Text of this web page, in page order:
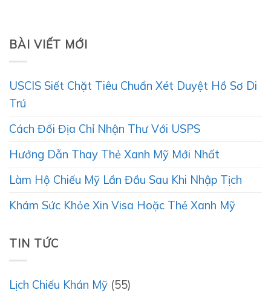
BÀI VIẾT MỚI
USCIS Siết Chặt Tiêu Chuẩn Xét Duyệt Hồ Sơ Di
Trú
Cách Đổi Địa Chỉ Nhận Thư Với USPS
Hướng Dẫn Thay Thẻ Xanh Mỹ Mới Nhất
Làm Hộ Chiếu Mỹ Lần Đầu Sau Khi Nhập Tịch
Khám Sức Khỏe Xin Visa Hoặc Thẻ Xanh Mỹ
TIN TỨC
Lịch Chiếu Khán Mỹ (55)